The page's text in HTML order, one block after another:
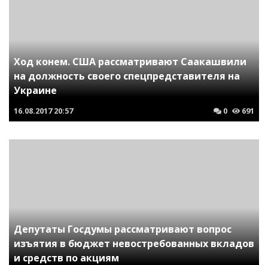
Ход конем. США рассматривают Саакашвили
на должность своего спецпредставителя на
Украине
16.08.2017 20:57 0 691
Депутаты Госдумы рассматривают вопрос
изъятия в бюджет невостребованных вкладов
и средств по акциям